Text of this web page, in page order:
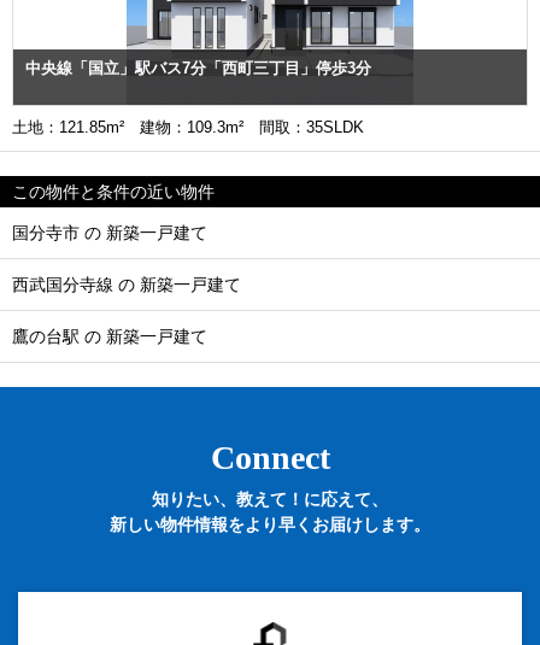
中央線「国立」駅バス7分「西町三丁目」停歩3分
土地：121.85m² 建物：109.3m² 間取：35SLDK
この物件と条件の近い物件
国分寺市 の 新築一戸建て
西武国分寺線 の 新築一戸建て
鷹の台駅 の 新築一戸建て
Connect
知りたい、教えて！に応えて、
新しい物件情報をより早くお届けします。